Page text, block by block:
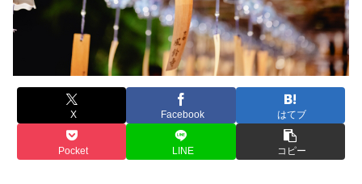
X Facebook はてブ
Pocket LINE コピー